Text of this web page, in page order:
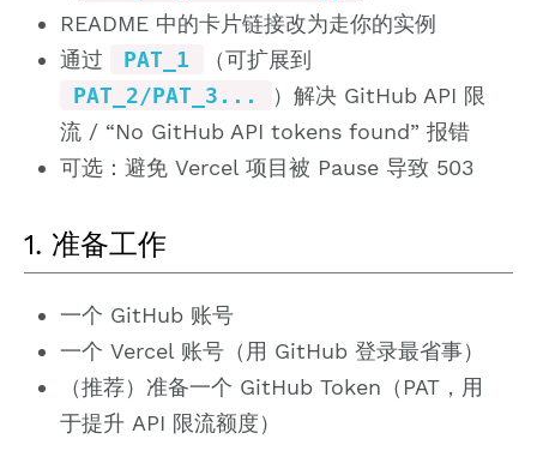
README 中的卡片链接改为走你的实例
通过
PAT_1
（可扩展到
PAT_2/PAT_3...
）解决 GitHub API 限
流 / “No GitHub API tokens found” 报错
可选：避免 Vercel 项目被 Pause 导致 503
1. 准备工作
一个 GitHub 账号
一个 Vercel 账号（用 GitHub 登录最省事）
（推荐）准备一个 GitHub Token（PAT，用
于提升 API 限流额度）